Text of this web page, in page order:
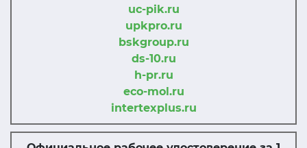
uc-pik.ru
upkpro.ru
bskgroup.ru
ds-10.ru
h-pr.ru
eco-mol.ru
intertexplus.ru